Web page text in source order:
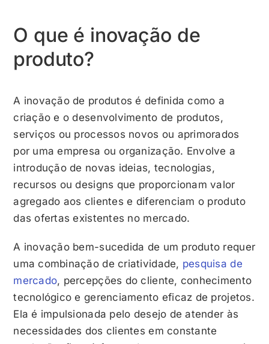
O que é inovação de
produto?
A inovação de produtos é definida como a
criação e o desenvolvimento de produtos,
serviços ou processos novos ou aprimorados
por uma empresa ou organização. Envolve a
introdução de novas ideias, tecnologias,
recursos ou designs que proporcionam valor
agregado aos clientes e diferenciam o produto
das ofertas existentes no mercado.
A inovação bem-sucedida de um produto requer
uma combinação de criatividade, pesquisa de
mercado, percepções do cliente, conhecimento
tecnológico e gerenciamento eficaz de projetos.
Ela é impulsionada pelo desejo de atender às
necessidades dos clientes em constante